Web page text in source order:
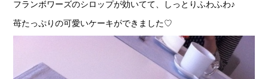
フランボワーズのシロップが効いてて、しっとりふわふわ♪
苺たっぷりの可愛いケーキができました♡